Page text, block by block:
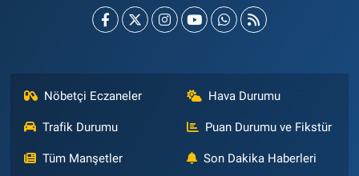
Nöbetçi Eczaneler Hava Durumu
Trafik Durumu Puan Durumu ve Fikstür
Tüm Manşetler Son Dakika Haberleri